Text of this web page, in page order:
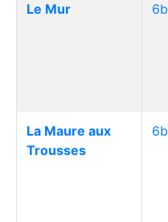
Le Mur 6b
La Maure aux
Trousses
6b